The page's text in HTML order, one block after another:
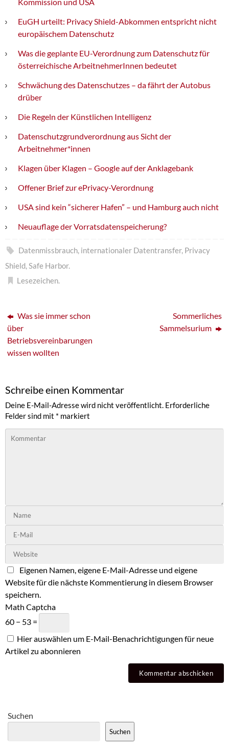
EuGH urteilt: Privacy Shield-Abkommen entspricht nicht
europäischem Datenschutz
Was die geplante EU-Verordnung zum Datenschutz für
österreichische ArbeitnehmerInnen bedeutet
Schwächung des Datenschutzes – da fährt der Autobus
drüber
Die Regeln der Künstlichen Intelligenz
Datenschutzgrundverordnung aus Sicht der
Arbeitnehmer*innen
Klagen über Klagen – Google auf der Anklagebank
Offener Brief zur ePrivacy-Verordnung
USA sind kein “sicherer Hafen” – und Hamburg auch nicht
Neuauflage der Vorratsdatenspeicherung?
Datenmissbrauch, internationaler Datentransfer, Privacy
Shield,Safe Harbor.
Lesezeichen.
Was sie immer schon
über
Betriebsvereinbarungen
wissen wollten
Sommerliches
Sammelsurium
Schreibe einen Kommentar
Deine E-Mail-Adresse wird nicht veröffentlicht. Erforderliche
Felder sind mit * markiert
Eigenen Namen, eigene E-Mail-Adresse und eigene
Website für die nächste Kommentierung in diesem Browser
speichern.
Math Captcha
60 − 53 =
Hier auswählen um E-Mail-Benachrichtigungen für neue
Artikel zu abonnieren
Suchen
Suchen